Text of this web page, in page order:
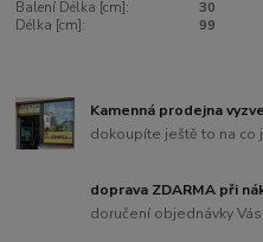
Balení Délka [cm]:
30
Délka [cm]:
99
Kamenná prodejna
dokoupíte ještě to na
doprava ZDARMA při
doručení objednávky